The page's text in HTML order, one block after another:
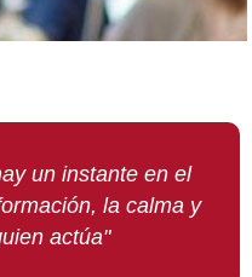
un instante en el
la calma y
actúa"